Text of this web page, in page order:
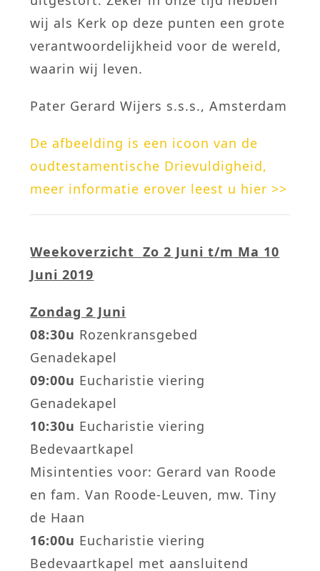
wij als Kerk op deze punten een grote
verantwoordelijkheid voor de wereld,
waarin wij leven.
Pater Gerard Wijers s.s.s., Amsterdam
De afbeelding is een icoon van de
oudtestamentische Drievuldigheid,
meer informatie erover leest u hier >>
Weekoverzicht Zo 2 Juni t/m Ma 10
Juni 2019
Zondag 2 Juni
08:30u Rozenkransgebed
Genadekapel
09:00u Eucharistie viering
Genadekapel
10:30u Eucharistie viering
Bedevaartkapel
Misintenties voor: Gerard van Roode
en fam. Van Roode-Leuven, mw. Tiny
de Haan
16:00u Eucharistie viering
Bedevaartkapel met aansluitend